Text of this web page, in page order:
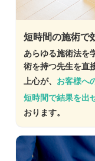
短時間の施術で
あらゆる施術法を
術を持つ先生を直
上心が、 お客様へ
短時間で結果を出
おります。